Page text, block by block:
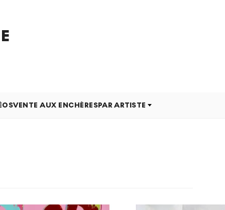
VENTE AUX ENCHÈRESPAR ARTISTE